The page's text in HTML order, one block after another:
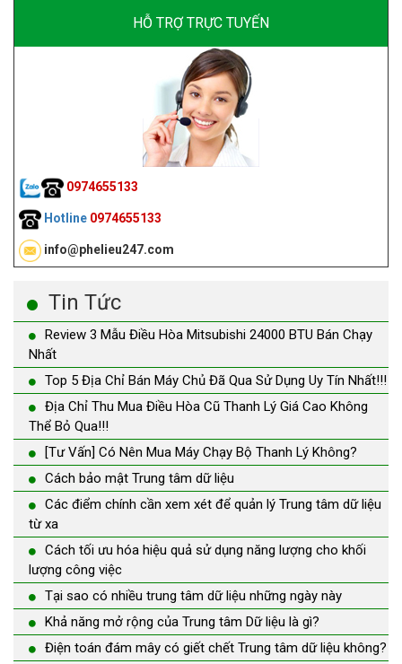
HỖ TRỢ TRỰC TUYẾN
0974655133
Hotline 0974655133
info@phelieu247.com
Tin Tức
Review 3 Mẫu Điều Hòa Mitsubishi 24000 BTU Bán Chạy
Nhất
Top 5 Địa Chỉ Bán Máy Chủ Đã Qua Sử Dụng Uy Tín Nhất!!!
Địa Chỉ Thu Mua Điều Hòa Cũ Thanh Lý Giá Cao Không
Thể Bỏ Qua!!!
[Tư Vấn] Có Nên Mua Máy Chạy Bộ Thanh Lý Không?
Cách bảo mật Trung tâm dữ liệu
Các điểm chính cần xem xét để quản lý Trung tâm dữ liệu
từ xa
Cách tối ưu hóa hiệu quả sử dụng năng lượng cho khối
lượng công việc
Tại sao có nhiều trung tâm dữ liệu những ngày này
Khả năng mở rộng của Trung tâm Dữ liệu là gì?
Điện toán đám mây có giết chết Trung tâm dữ liệu không?